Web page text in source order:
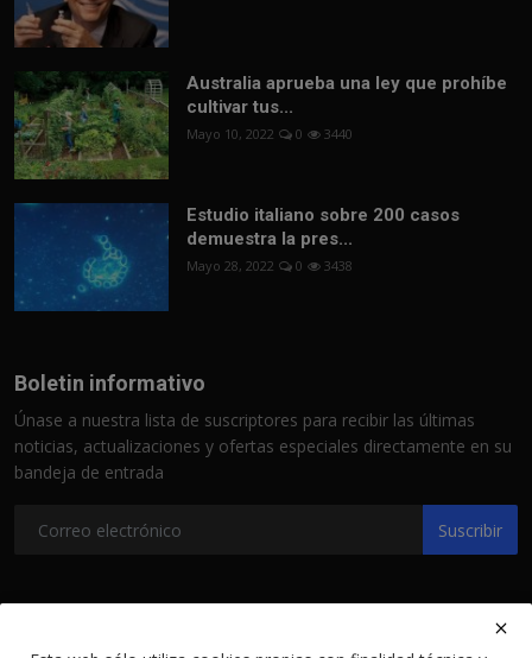
Australia aprueba una ley que prohíbe
cultivar tus...
Mayo 10, 2022 0 3440
Estudio italiano sobre 200 casos
demuestra la pres...
Mayo 28, 2022 0 3438
Boletin informativo
Únase a nuestra lista de suscriptores para recibir las últimas
noticias, actualizaciones y ofertas especiales directamente en su
bandeja de entrada
Suscribir